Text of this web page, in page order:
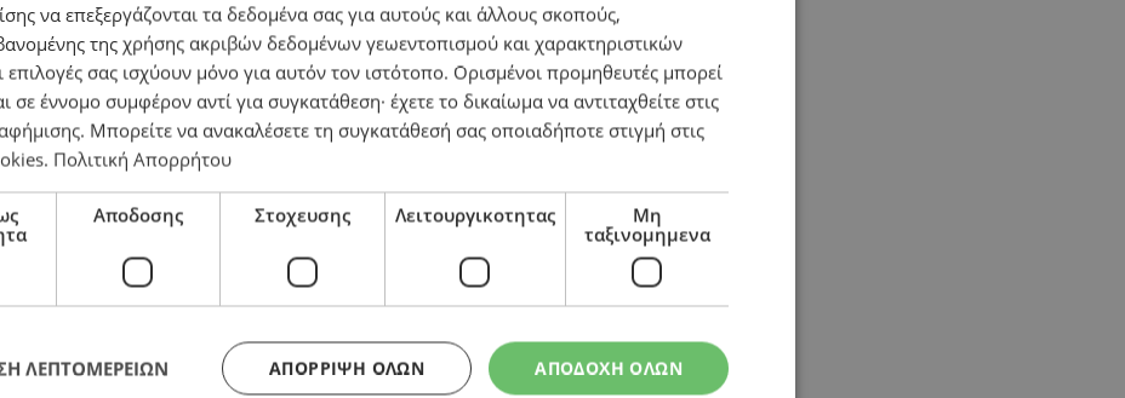
Όλυμπος
να επεξεργάζονται τα δεδομένα σας για αυτούς και άλλους σκοπούς,
της χρήσης ακριβών δεδομένων γεωεντοπισμού και χαρακτηριστικών
επιλογές σας ισχύουν μόνο για αυτόν τον ιστότοπο. Ορισμένοι προμηθευτές μπορεί
σε έννομο συμφέρον αντί για συγκατάθεση· έχετε το δικαίωμα να αντιταχθείτε στις
. Μπορείτε να ανακαλέσετε τη συγκατάθεσή σας οποιαδήποτε στιγμή στις
. Πολιτική Απορρήτου
Αποδοσης Στοχευσης Λειτουργικοτητας
Μη
ταξινομημενα
ΑΠΟΔΟΧΗ ΟΛΩΝ
ΑΠΌΡΡΙΨΗ ΌΛΩΝ
ΛΕΠΤΟΜΕΡΕΙΩΝ